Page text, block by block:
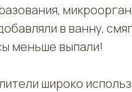
в ванну,
меньше выпали!
широко